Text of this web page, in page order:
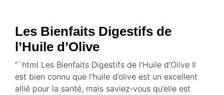
Les Bienfaits Digestifs de
l’Huile d’Olive
“`html Les Bienfaits Digestifs de l’Huile d’Olive Il
est bien connu que l’huile d’olive est un excellent
allié pour la santé, mais saviez-vous qu’elle est